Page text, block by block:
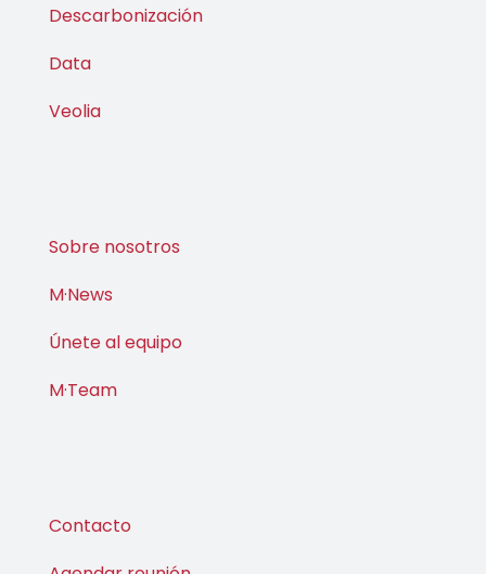
Descarbonización
Data
Veolia
Sobre nosotros
M·News
Únete al equipo
M·Team
Contacto